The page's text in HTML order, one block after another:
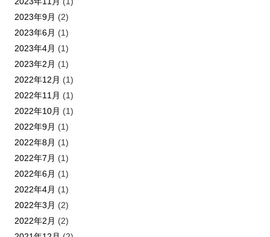
2023年9月 (2)
2023年6月 (1)
2023年4月 (1)
2023年2月 (1)
2022年12月 (1)
2022年11月 (1)
2022年10月 (1)
2022年9月 (1)
2022年8月 (1)
2022年7月 (1)
2022年6月 (1)
2022年4月 (1)
2022年3月 (2)
2022年2月 (2)